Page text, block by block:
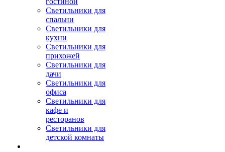
Светильники для
спальни
Светильники для
кухни
Светильники для
прихожей
Светильники для
дачи
Светильники для
офиса
Светильники для
кафе и
ресторанов
Светильники для
детской комнаты